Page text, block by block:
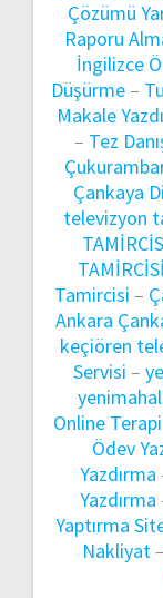
Çözümü
Raporu
İngilizce
Düşürme–
Makale
– Tez
Çankaya
televizyon
TAMİRCİSİ
Tamircisi –
Ankara
keçiören
Servisi –
Online
Ödev
Yazdırma
Yazdırma
Yaptırma
Nakliyat–